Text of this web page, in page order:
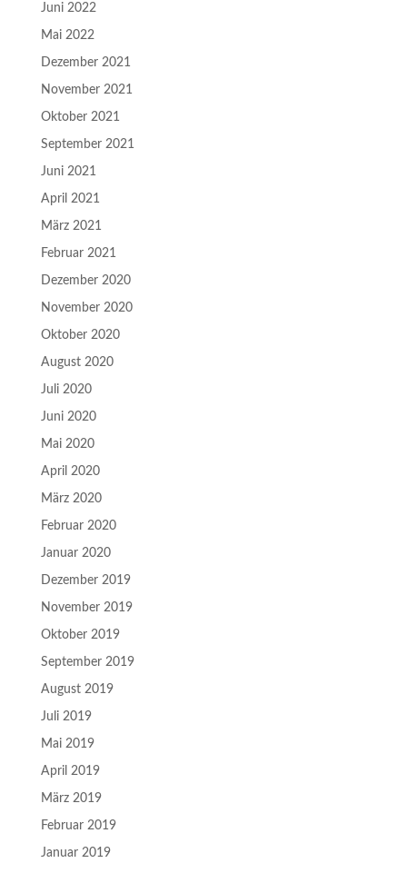
Juni 2022
Mai 2022
Dezember 2021
November 2021
Oktober 2021
September 2021
Juni 2021
April 2021
März 2021
Februar 2021
Dezember 2020
November 2020
Oktober 2020
August 2020
Juli 2020
Juni 2020
Mai 2020
April 2020
März 2020
Februar 2020
Januar 2020
Dezember 2019
November 2019
Oktober 2019
September 2019
August 2019
Juli 2019
Mai 2019
April 2019
März 2019
Februar 2019
Januar 2019